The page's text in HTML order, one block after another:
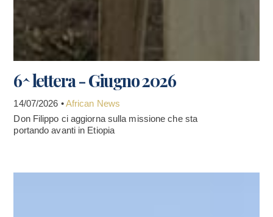
6^ lettera - Giugno 2026
14/07/2026 •African News
Don Filippo ci aggiorna sulla missione che sta
portando avanti in Etiopia